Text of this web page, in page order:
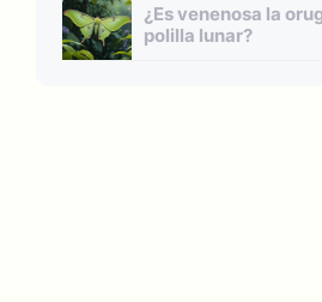
¿Es venenosa la
polilla lunar?